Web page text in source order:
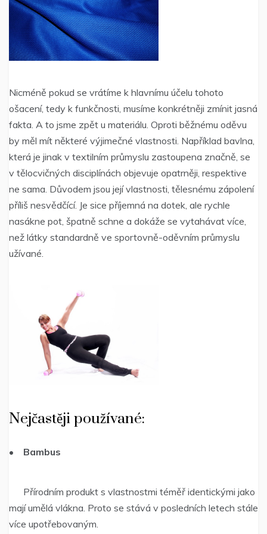
Nicméně pokud se vrátíme k hlavnímu účelu tohoto
ošacení, tedy k funkčnosti, musíme konkrétněji zmínit jasná
fakta. A to jsme zpět u materiálu. Oproti běžnému oděvu
by měl mít některé výjimečné vlastnosti. Například bavlna,
která je jinak v textilním průmyslu zastoupena značně, se
v tělocvičných disciplínách objevuje opatrněji, respektive
ne sama. Důvodem jsou její vlastnosti, tělesnému zápolení
příliš nesvědčící. Je sice příjemná na dotek, ale rychle
nasákne pot, špatně schne a dokáže se vytahávat více,
než látky standardně ve sportovně-oděvním průmyslu
užívané.
Nejčastěji používané:
• Bambus
Přírodním produkt s vlastnostmi téměř identickými jako
mají umělá vlákna. Proto se stává v posledních letech stále
více upotřebovaným.